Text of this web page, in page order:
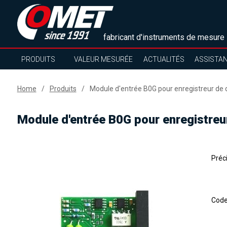
fabricant d'instruments de mesure
PRODUITS VALEUR MESURÉE ACTUALITÉS
Home Produits Module d'entrée B0G pour enregistreur
Module d'entrée B0G pour